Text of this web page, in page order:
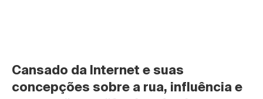
Cansado da Internet e suas
concepções sobre a rua, influência e